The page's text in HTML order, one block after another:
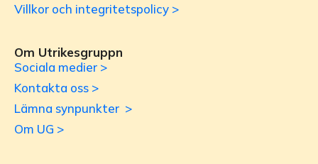
Villkor och integritetspolicy >
Om Utrikesgruppn
Sociala medier >
Kontakta oss >
Lämna synpunkter >
Om UG >